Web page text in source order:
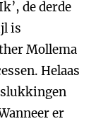
de derde
is
Mollema
Helaas
er